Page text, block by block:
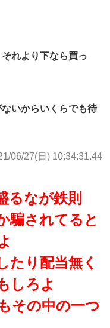
れより下なら買っ
いからいくらでも待
06/27(日) 10:34:31.44
るなが鉄則
騙されてると
たり配当無く
しろよ
その中の一つ